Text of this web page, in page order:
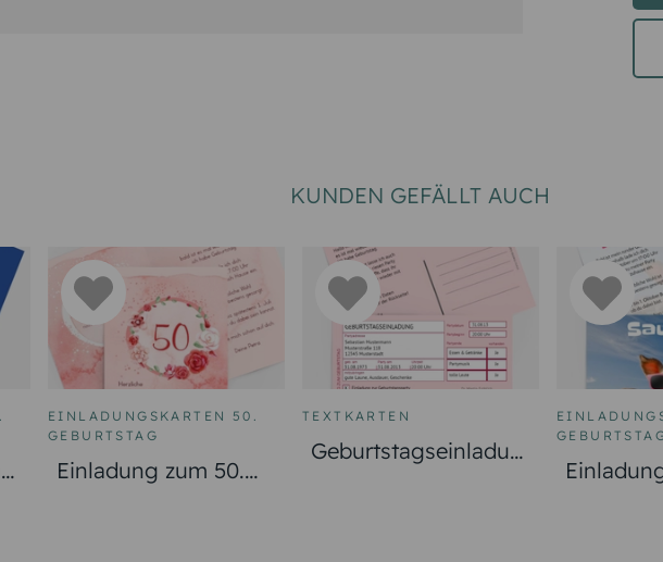
KUNDEN GEFÄLLT AUCH
EINLADUNGSKARTEN 50.
GEBURTSTAG
Einladung zum 50.
TEXTKARTEN
Geburtstagseinladun